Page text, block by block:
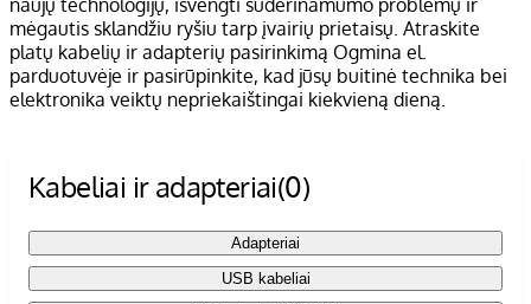
naujų technologijų, išvengti suderinamumo problemų ir
mėgautis sklandžiu ryšiu tarp įvairių prietaisų. Atraskite
platų kabelių ir adapterių pasirinkimą Ogmina el.
parduotuvėje ir pasirūpinkite, kad jūsų buitinė technika bei
elektronika veiktų nepriekaištingai kiekvieną dieną.
Kabeliai ir adapteriai(0)
Adapteriai
USB kabeliai